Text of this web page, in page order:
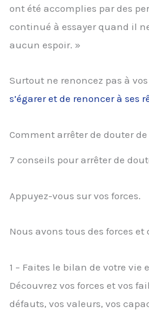
ont été accomplies par des
continué à essayer quand il
aucun espoir. »
Surtout ne renoncez pas à vos
s’égarer et de renoncer à ses
Comment arrêter de douter
7 conseils pour arrêter de
Appuyez-vous sur vos forces.
Nous avons tous des forces et
1 – Faites le bilan de votre vie
Découvrez vos forces et vos
défauts, vos valeurs, vos